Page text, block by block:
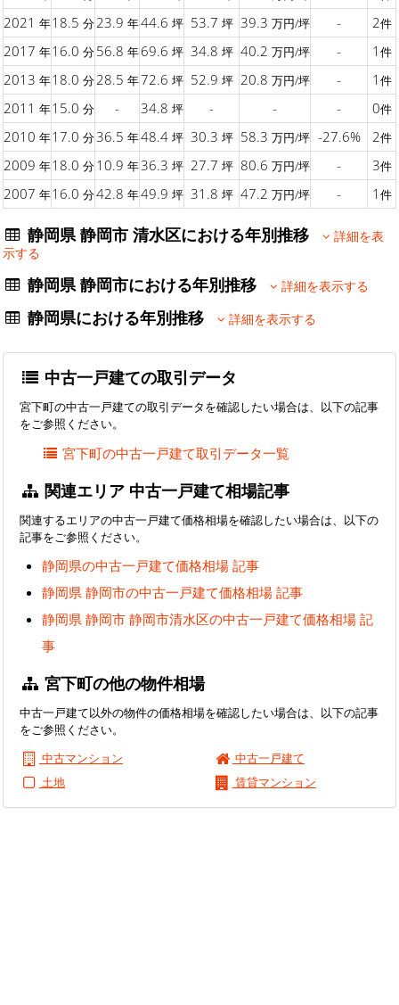
2021 年18.5 分23.9 年44.6 坪 53.7 坪 39.3 万円/坪 - 2件
2017 年16.0 分56.8 年69.6 坪 34.8 坪 40.2 万円/坪 - 1 件
2013 年18.0 分28.5 年72.6 坪 52.9 坪 20.8 万円/坪 - 1 件
2011 年15.0 分 - 34.8 坪 - - - 0件
2010 年17.0 分36.5 年48.4 坪 30.3 坪 58.3 万円/坪 -27.6% 2件
2009 年18.0 分10.9 年36.3 坪 27.7 坪 80.6 万円/坪 - 3件
2007 年16.0 分42.8 年49.9 坪 31.8 坪 47.2 万円/坪 - 1 件
静岡県 静岡市 清水区における年別推移
詳細を表
示する
静岡県 静岡市における年別推移 詳細を表示する
静岡県における年別推移 詳細を表示する
中古一戸建ての取引データ
宮下町の中古一戸建ての取引データを確認したい場合は、以下の記事
をご参照ください。
宮下町の中古一戸建て取引データ一覧
関連エリア 中古一戸建て相場記事
関連するエリアの中古一戸建て価格相場を確認したい場合は、以下の
記事をご参照ください。
静岡県の中古一戸建て価格相場 記事
静岡県 静岡市の中古一戸建て価格相場 記事
静岡県 静岡市 静岡市清水区の中古一戸建て価格相場 記
事
宮下町の他の物件相場
中古一戸建て以外の物件の価格相場を確認したい場合は、以下の記事
をご参照ください。
中古マンション
中古一戸建て
土地
賃貸マンション